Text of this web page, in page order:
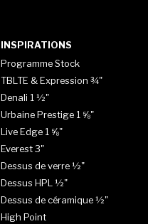
INSPIRATIONS
Programme Stock
TBLTE & Expression ¾"
Denali 1 ½"
Urbaine Prestige 1 ⅝"
Live Edge 1 ⅝"
Everest 3"
Dessus de verre ½"
Dessus HPL ½"
Dessus de céramique ½"
High Point